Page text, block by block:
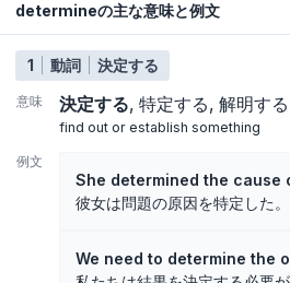
determineの主な意味と例文
1 動詞 決定する
意味 決定する 特定する 解明する
find out or establish something
例文
She determined the cause
彼女は問題の原因を特定した。
We need to determine the